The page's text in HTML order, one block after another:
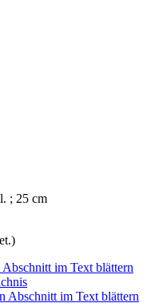
; 25 cm
im Text blättern
Abschnitt im Text blättern